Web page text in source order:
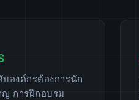
องค์กรต้องการนัก
การฝึกอบรม